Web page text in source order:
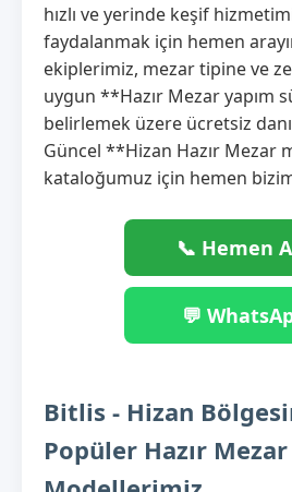
hızlı ve yerinde keşif
faydalanmak için hemen
ekiplerimiz, mezar tipine ve
uygun **Hazır Mezar yapım
belirlemek üzere ücretsiz
Güncel **Hizan Hazır Mezar
kataloğumuz için hemen
📞 Hemen
💬
Bitlis - Hizan
Popüler Hazır Mezar